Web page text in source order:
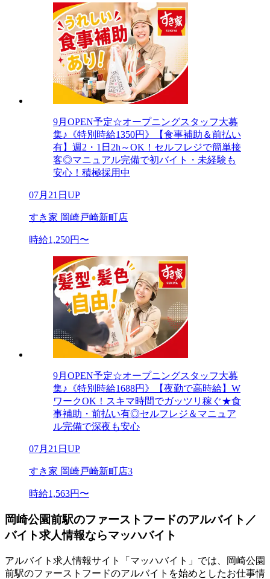
9月OPEN予定☆オープニングスタッフ大募
集♪《特別時給1350円》【食事補助＆前払い
有】週2・1日2h～OK！セルフレジで簡単接
客◎マニュアル完備で初バイト・未経験も
安心！積極採用中
07月21日UP
すき家 岡崎戸崎新町店
時給1,250円〜
9月OPEN予定☆オープニングスタッフ大募
集♪《特別時給1688円》【夜勤で高時給】W
ワークOK！スキマ時間でガッツリ稼ぐ★食
事補助・前払い有◎セルフレジ＆マニュア
ル完備で深夜も安心
07月21日UP
すき家 岡崎戸崎新町店3
時給1,563円〜
岡崎公園前駅のファーストフードのアルバイト／
バイト求人情報ならマッハバイト
アルバイト求人情報サイト「マッハバイト」では、岡崎公園
前駅のファーストフードのアルバイトを始めとしたお仕事情